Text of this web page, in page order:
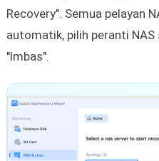
Recovery". Semua pelayan
automatik, pilih peranti NAS
"Imbas".